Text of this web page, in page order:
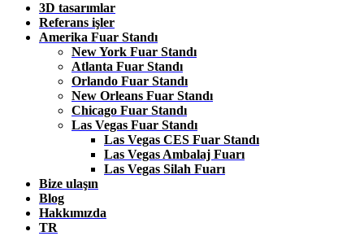
3D tasarımlar
Referans işler
Amerika Fuar Standı
New York Fuar Standı
Atlanta Fuar Standı
Orlando Fuar Standı
New Orleans Fuar Standı
Chicago Fuar Standı
Las Vegas Fuar Standı
Las Vegas CES Fuar Standı
Las Vegas Ambalaj Fuarı
Las Vegas Silah Fuarı
Bize ulaşın
Blog
Hakkımızda
TR